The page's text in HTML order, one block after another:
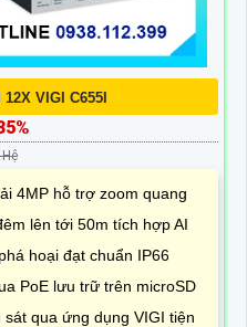
12X VIGI C655I
4MP hỗ trợ zoom quang
lên tới 50m tích hợp AI
hoại đạt chuẩn IP66
PoE lưu trữ trên microSD
qua ứng dụng VIGI tiện